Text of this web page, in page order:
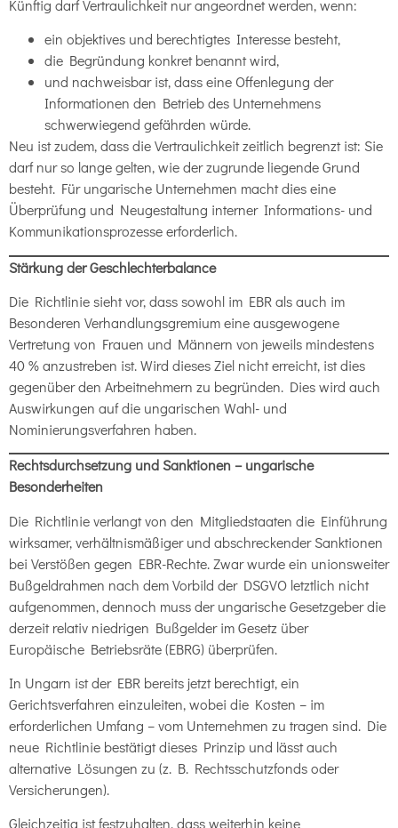
Künftig darf Vertraulichkeit nur angeordnet werden, wenn:
ein objektives und berechtigtes Interesse besteht,
die Begründung konkret benannt wird,
und nachweisbar ist, dass eine Offenlegung der
Informationen den Betrieb des Unternehmens
schwerwiegend gefährden würde.
Neu ist zudem, dass die Vertraulichkeit zeitlich begrenzt ist: Sie
darf nur so lange gelten, wie der zugrunde liegende Grund
besteht. Für ungarische Unternehmen macht dies eine
Überprüfung und Neugestaltung interner Informations- und
Kommunikationsprozesse erforderlich.
Stärkung der Geschlechterbalance
Die Richtlinie sieht vor, dass sowohl im EBR als auch im
Besonderen Verhandlungsgremium eine ausgewogene
Vertretung von Frauen und Männern von jeweils mindestens
40 % anzustreben ist. Wird dieses Ziel nicht erreicht, ist dies
gegenüber den Arbeitnehmern zu begründen. Dies wird auch
Auswirkungen auf die ungarischen Wahl- und
Nominierungsverfahren haben.
Rechtsdurchsetzung und Sanktionen – ungarische
Besonderheiten
Die Richtlinie verlangt von den Mitgliedstaaten die Einführung
wirksamer, verhältnismäßiger und abschreckender Sanktionen
bei Verstößen gegen EBR-Rechte. Zwar wurde ein unionsweiter
Bußgeldrahmen nach dem Vorbild der DSGVO letztlich nicht
aufgenommen, dennoch muss der ungarische Gesetzgeber die
derzeit relativ niedrigen Bußgelder im Gesetz über
Europäische Betriebsräte (EBRG) überprüfen.
In Ungarn ist der EBR bereits jetzt berechtigt, ein
Gerichtsverfahren einzuleiten, wobei die Kosten – im
erforderlichen Umfang – vom Unternehmen zu tragen sind. Die
neue Richtlinie bestätigt dieses Prinzip und lässt auch
alternative Lösungen zu (z. B. Rechtsschutzfonds oder
Versicherungen).
Gleichzeitig ist festzuhalten, dass weiterhin keine